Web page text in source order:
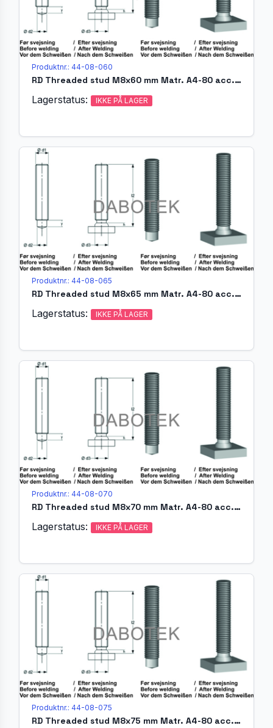
Produktnr.: 44-08-060
RD Threaded stud M8x60 mm Matr. A4-80 acc. EN ISO 13918 (MR)
Lagerstatus: IKKE PÅ LAGER
Produktnr.: 44-08-065
RD Threaded stud M8x65 mm Matr. A4-80 acc. EN ISO 13918 (MR)
Lagerstatus: IKKE PÅ LAGER
Produktnr.: 44-08-070
RD Threaded stud M8x70 mm Matr. A4-80 acc. EN ISO 13918 (MR)
Lagerstatus: IKKE PÅ LAGER
Produktnr.: 44-08-075
RD Threaded stud M8x75 mm Matr. A4-80 acc. EN ISO 13918 (MR)